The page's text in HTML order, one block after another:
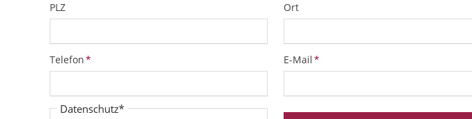
PLZ Ort
Pflichtfeld
Telefon* Pflichtfeld
E-Mail*
Pflichtfeld
Datenschutz*